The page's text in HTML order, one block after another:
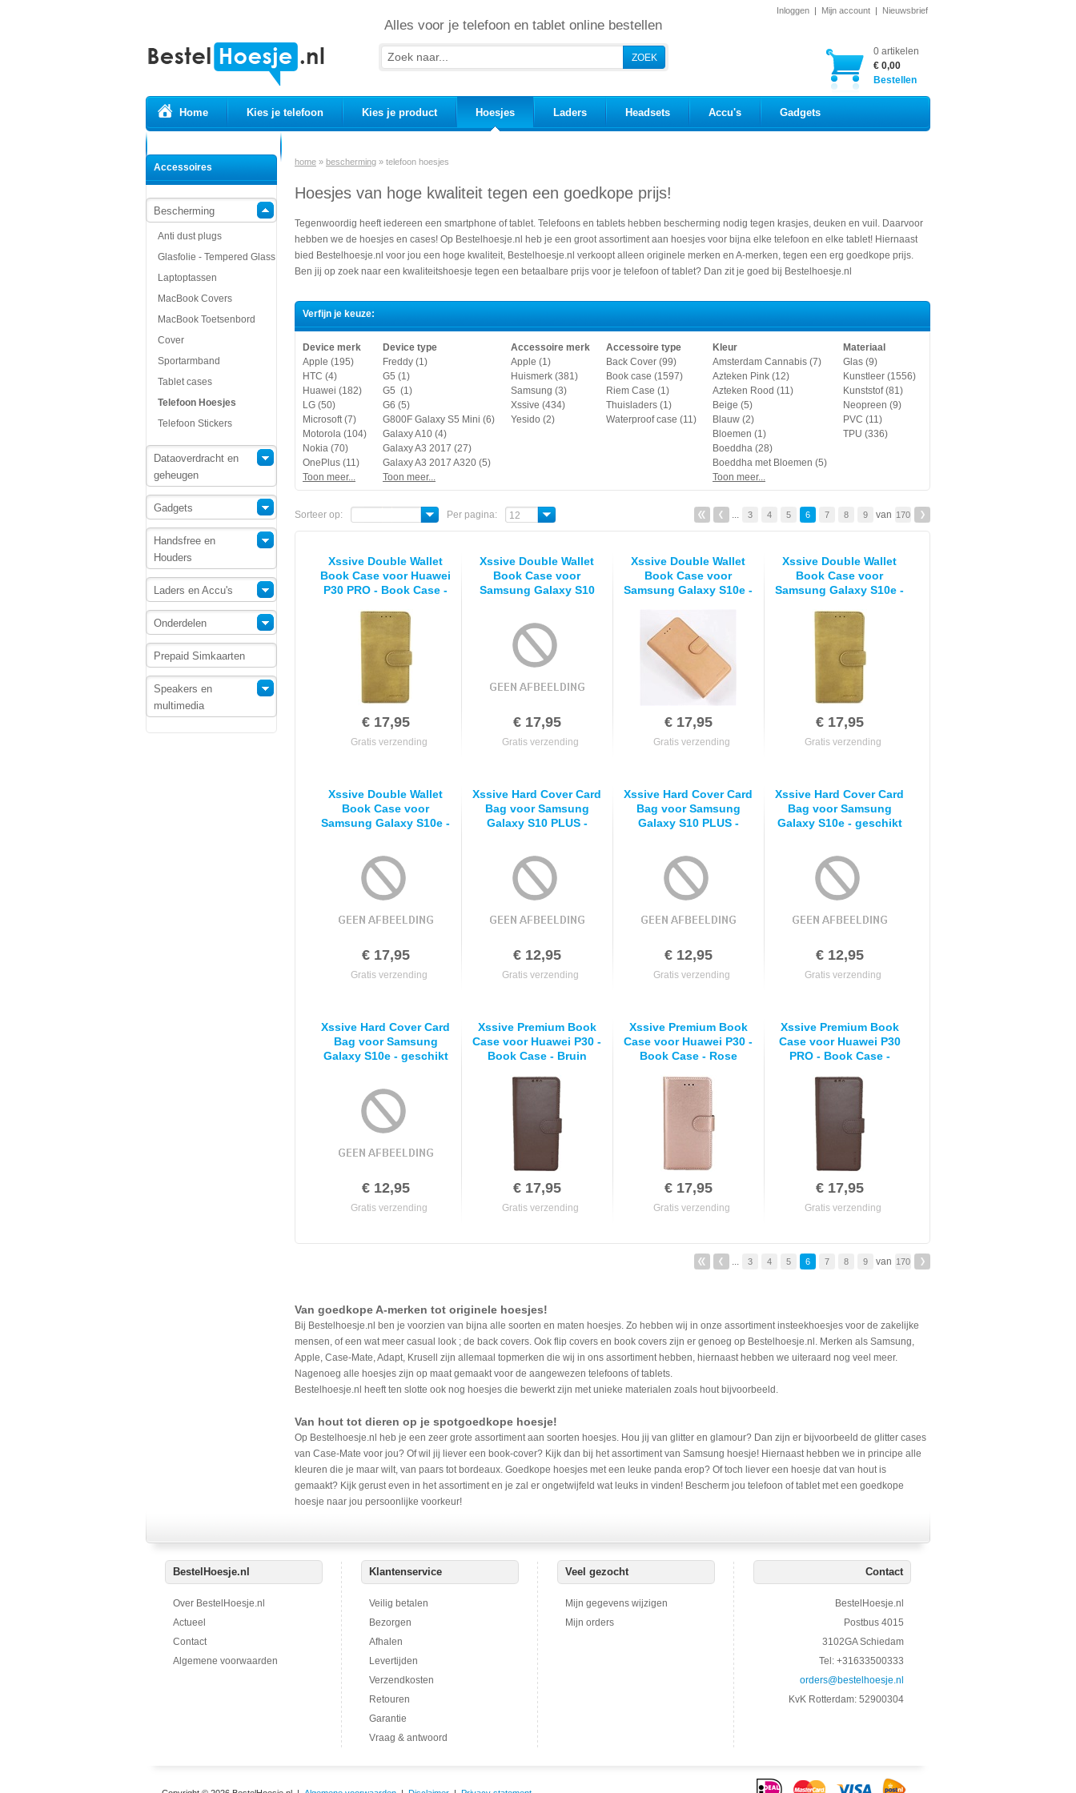
Alles voor je telefoon en tablet online bestellen
Inloggen | Mijn account | Nieuwsbrief
0 artikelen
€ 0,00
Bestellen
Home Kies je telefoon Kies je product Hoesjes Laders Headsets Accu's Gadgets
Accessoires
Bescherming
Anti dust plugs
Glasfolie - Tempered Glass
Laptoptassen
MacBook Covers
MacBook Toetsenbord
Cover
Sportarmband
Tablet cases
Telefoon Hoesjes
Telefoon Stickers
Dataoverdracht en
geheugen
Gadgets
Handsfree en
Houders
Laders en Accu's
Onderdelen
Prepaid Simkaarten
Speakers en
multimedia
home » bescherming » telefoon hoesjes
Hoesjes van hoge kwaliteit tegen een goedkope prijs!
Tegenwoordig heeft iedereen een smartphone of tablet. Telefoons en tablets hebben bescherming nodig tegen krasjes, deuken en vuil. Daarvoor
hebben we de hoesjes en cases! Op Bestelhoesje.nl heb je een groot assortiment aan hoesjes voor bijna elke telefoon en elke tablet! Hiernaast
bied Bestelhoesje.nl voor jou een hoge kwaliteit, Bestelhoesje.nl verkoopt alleen originele merken en A-merken, tegen een erg goedkope prijs.
Ben jij op zoek naar een kwaliteitshoesje tegen een betaalbare prijs voor je telefoon of tablet? Dan zit je goed bij Bestelhoesje.nl
Verfijn je keuze:
Device merk
Apple (195)
HTC (4)
Huawei (182)
LG (50)
Microsoft (7)
Motorola (104)
Nokia (70)
OnePlus (11)
Toon meer...
Device type
Freddy (1)
G5 (1)
G5 (1)
G6 (5)
G800F Galaxy S5 Mini (6)
Galaxy A10 (4)
Galaxy A3 2017 (27)
Galaxy A3 2017 A320 (5)
Toon meer...
Accessoire merk
Apple (1)
Huismerk (381)
Samsung (3)
Xssive (434)
Yesido (2)
Accessoire type
Back Cover (99)
Book case (1597)
Riem Case (1)
Thuisladers (1)
Waterproof case (11)
Kleur
Amsterdam Cannabis (7)
Azteken Pink (12)
Azteken Rood (11)
Beige (5)
Blauw (2)
Bloemen (1)
Boeddha (28)
Boeddha met Bloemen (5)
Toon meer...
Materiaal
Glas (9)
Kunstleer (1556)
Kunststof (81)
Neopreen (9)
PVC (11)
TPU (336)
Sorteer op: Per pagina: 12 ... 3 4 5 6 7 8 9 van 170
Xssive Double Wallet
Book Case voor Huawei
P30 PRO - Book Case -
– Taupe
€ 17,95
Gratis verzending
Xssive Double Wallet
Book Case voor
Samsung Galaxy S10
– Zwart
€ 17,95
Gratis verzending
Xssive Double Wallet
Book Case voor
Samsung Galaxy S10e -
voor 6 pasjes – Oud
Roze
€ 17,95
Gratis verzending
Xssive Double Wallet
Book Case voor
Samsung Galaxy S10e -
voor 6 pasjes - Taupe
€ 17,95
Gratis verzending
Xssive Double Wallet
Book Case voor
Samsung Galaxy S10e -
€ 17,95
Gratis verzending
Xssive Hard Cover Card
Bag voor Samsung
Galaxy S10 PLUS -
€ 12,95
Gratis verzending
Xssive Hard Cover Card
Bag voor Samsung
Galaxy S10 PLUS -
€ 12,95
Gratis verzending
Xssive Hard Cover Card
Bag voor Samsung
Galaxy S10e - geschikt
€ 12,95
Gratis verzending
Xssive Hard Cover Card
Bag voor Samsung
Galaxy S10e - geschikt
€ 12,95
Gratis verzending
Xssive Premium Book
Case voor Huawei P30 -
Book Case - Bruin
€ 17,95
Gratis verzending
Xssive Premium Book
Case voor Huawei P30 -
Book Case - Rose
€ 17,95
Gratis verzending
Xssive Premium Book
Case voor Huawei P30
PRO - Book Case -
€ 17,95
Gratis verzending
... 3 4 5 6 7 8 9 van 170
Van goedkope A-merken tot originele hoesjes!
Bij Bestelhoesje.nl ben je voorzien van bijna alle soorten en maten hoesjes. Zo hebben wij in onze assortiment insteekhoesjes voor de zakelijke
mensen, of een wat meer casual look ; de back covers. Ook flip covers en book covers zijn er genoeg op Bestelhoesje.nl. Merken als Samsung,
Apple, Case-Mate, Adapt, Krusell zijn allemaal topmerken die wij in ons assortiment hebben, hiernaast hebben we uiteraard nog veel meer.
Nagenoeg alle hoesjes zijn op maat gemaakt voor de aangewezen telefoons of tablets.
Bestelhoesje.nl heeft ten slotte ook nog hoesjes die bewerkt zijn met unieke materialen zoals hout bijvoorbeeld.
Van hout tot dieren op je spotgoedkope hoesje!
Op Bestelhoesje.nl heb je een zeer grote assortiment aan soorten hoesjes. Hou jij van glitter en glamour? Dan zijn er bijvoorbeeld de glitter cases
van Case-Mate voor jou? Of wil jij liever een book-cover? Kijk dan bij het assortiment van Samsung hoesje! Hiernaast hebben we in principe alle
kleuren die je maar wilt, van paars tot bordeaux. Goedkope hoesjes met een leuke panda erop? Of toch liever een hoesje dat van hout is
gemaakt? Kijk gerust even in het assortiment en je zal er ongetwijfeld wat leuks in vinden! Bescherm jou telefoon of tablet met een goedkope
hoesje naar jou persoonlijke voorkeur!
BestelHoesje.nl
Over BestelHoesje.nl
Actueel
Contact
Algemene voorwaarden
Klantenservice
Veilig betalen
Bezorgen
Afhalen
Levertijden
Verzendkosten
Retouren
Garantie
Vraag & antwoord
Veel gezocht
Mijn gegevens wijzigen
Mijn orders
Contact
BestelHoesje.nl
Postbus 4015
3102GA Schiedam
Tel: +31633500333
orders@bestelhoesje.nl
KvK Rotterdam: 52900304